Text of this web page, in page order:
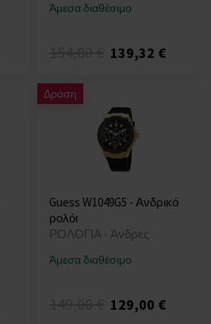
Άμεσα διαθέσιμο
139,32 €
Δράση
Guess W1049G5 - Ανδρικό
ρολόι
ΡΟΛΟΓΙΑ - Άνδρες
Άμεσα διαθέσιμο
129,00 €